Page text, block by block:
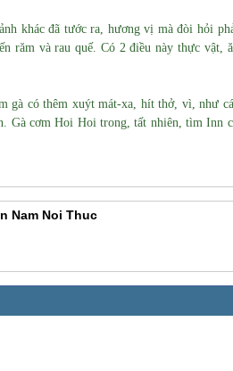
khác đã tước ra, hương vị mà đòi hỏi
răm và rau quế. Có 2 điều này thực vật,
gà có thêm xuýt mát-xa, hít thở, vì, như
Gà cơm Hoi Hoi trong, tất nhiên, tìm Inn
Nam Noi Thuc